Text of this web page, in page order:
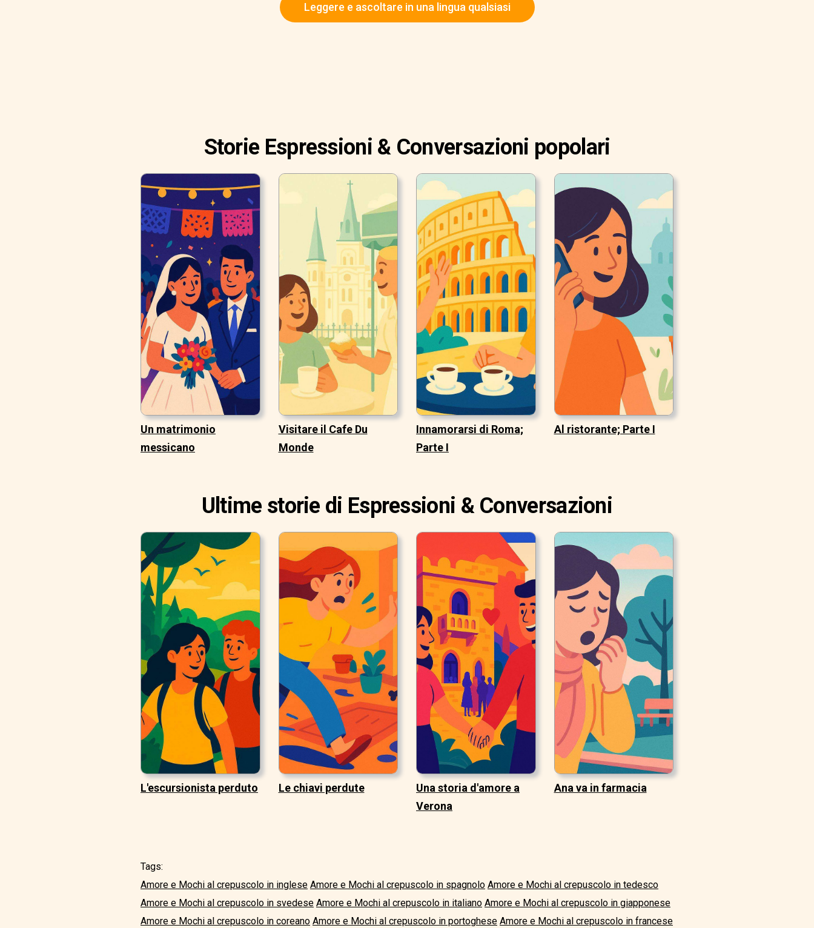
Leggere e ascoltare in una lingua qualsiasi
Storie Espressioni & Conversazioni popolari
Un matrimonio
messicano
Visitare il Cafe Du
Monde
Innamorarsi di Roma;
Parte I
Al ristorante; Parte I
Ultime storie di Espressioni & Conversazioni
L'escursionista perduto Le chiavi perdute
Una storia d'amore a
Verona
Ana va in farmacia
Tags:
Amore e Mochi al crepuscolo in inglese Amore e Mochi al crepuscolo in spagnolo Amore e Mochi al crepuscolo in tedesco
Amore e Mochi al crepuscolo in svedese Amore e Mochi al crepuscolo in italiano Amore e Mochi al crepuscolo in giapponese
Amore e Mochi al crepuscolo in coreano Amore e Mochi al crepuscolo in portoghese Amore e Mochi al crepuscolo in francese